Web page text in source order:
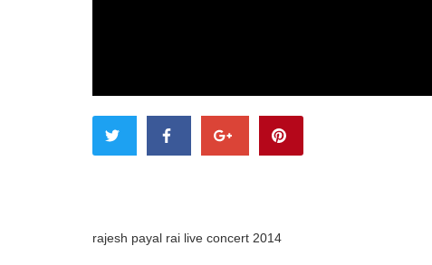
rajesh payal rai live concert 2014